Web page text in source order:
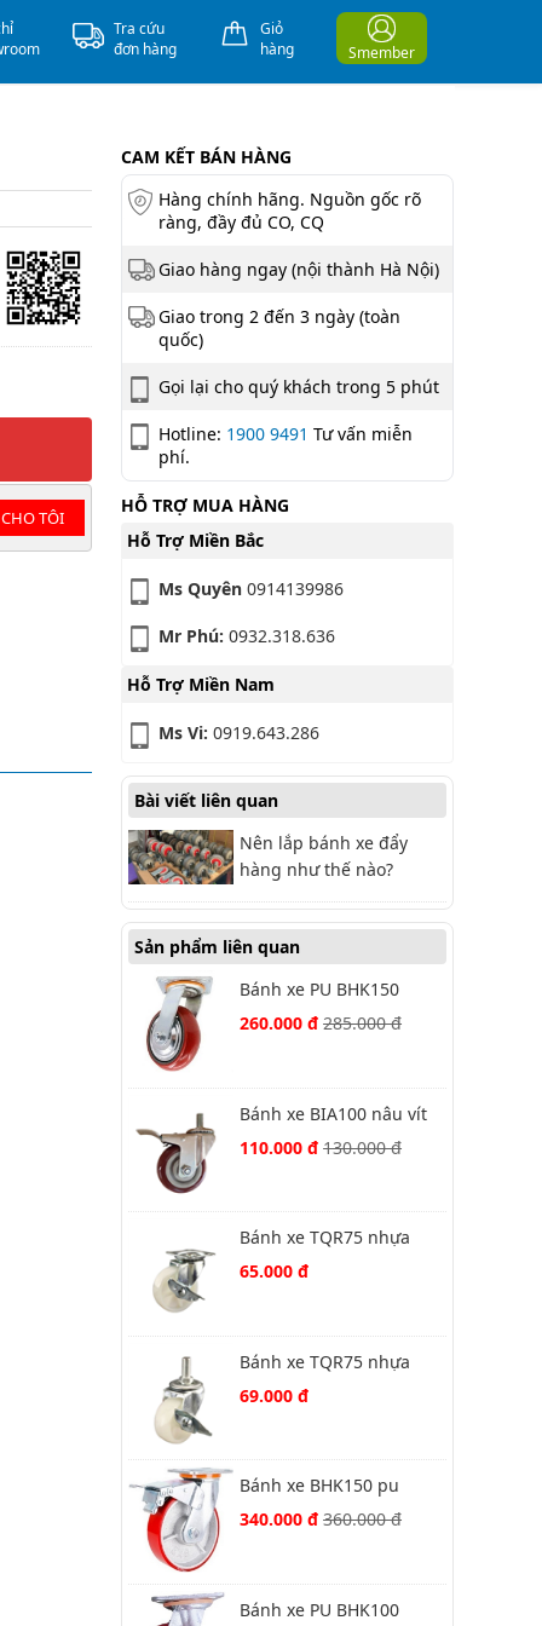
Tra cứu
đơn hàng
Giỏ
hàng
Smember
TÔI
CAM KẾT BÁN HÀNG
Hàng chính hãng. Nguồn gốc rõ
ràng, đầy đủ CO, CQ
Giao hàng ngay (nội thành Hà Nội)
Giao trong 2 đến 3 ngày (toàn
quốc)
Gọi lại cho quý khách trong 5 phút
Hotline: 1900 9491 Tư vấn miễn
phí.
HỖ TRỢ MUA HÀNG
Hỗ Trợ Miền Bắc
Ms Quyên 0914139986
Mr Phú: 0932.318.636
Hỗ Trợ Miền Nam
Ms Vi: 0919.643.286
Bài viết liên quan
Nên lắp bánh xe đẩy
hàng như thế nào?
Sản phẩm liên quan
Bánh xe PU BHK150
gang Hàn Quốc xoay
260.000 đ285.000 đ
Bánh xe BIA100 nâu vít
xoay khóa
110.000 đ130.000 đ
Bánh xe TQR75 nhựa
trắng khóa
65.000 đ
Bánh xe TQR75 nhựa
trắng vít khóa
69.000 đ
Bánh xe BHK150 pu
gang thường xoay khoá
340.000 đ360.000 đ
Bánh xe PU BHK100